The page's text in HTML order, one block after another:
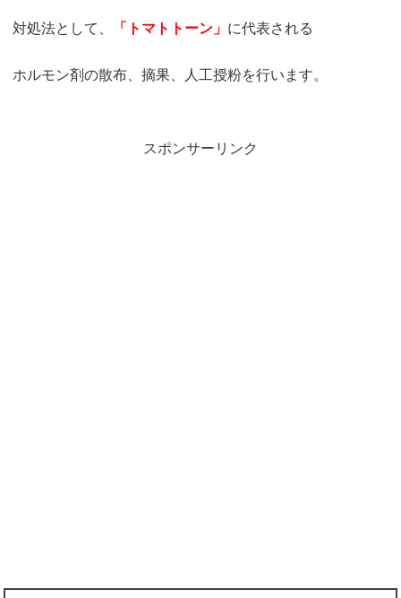
対処法として、 「トマトトーン」 に代表される
ホルモン剤の散布、摘果、人工授粉を行います。
スポンサーリンク